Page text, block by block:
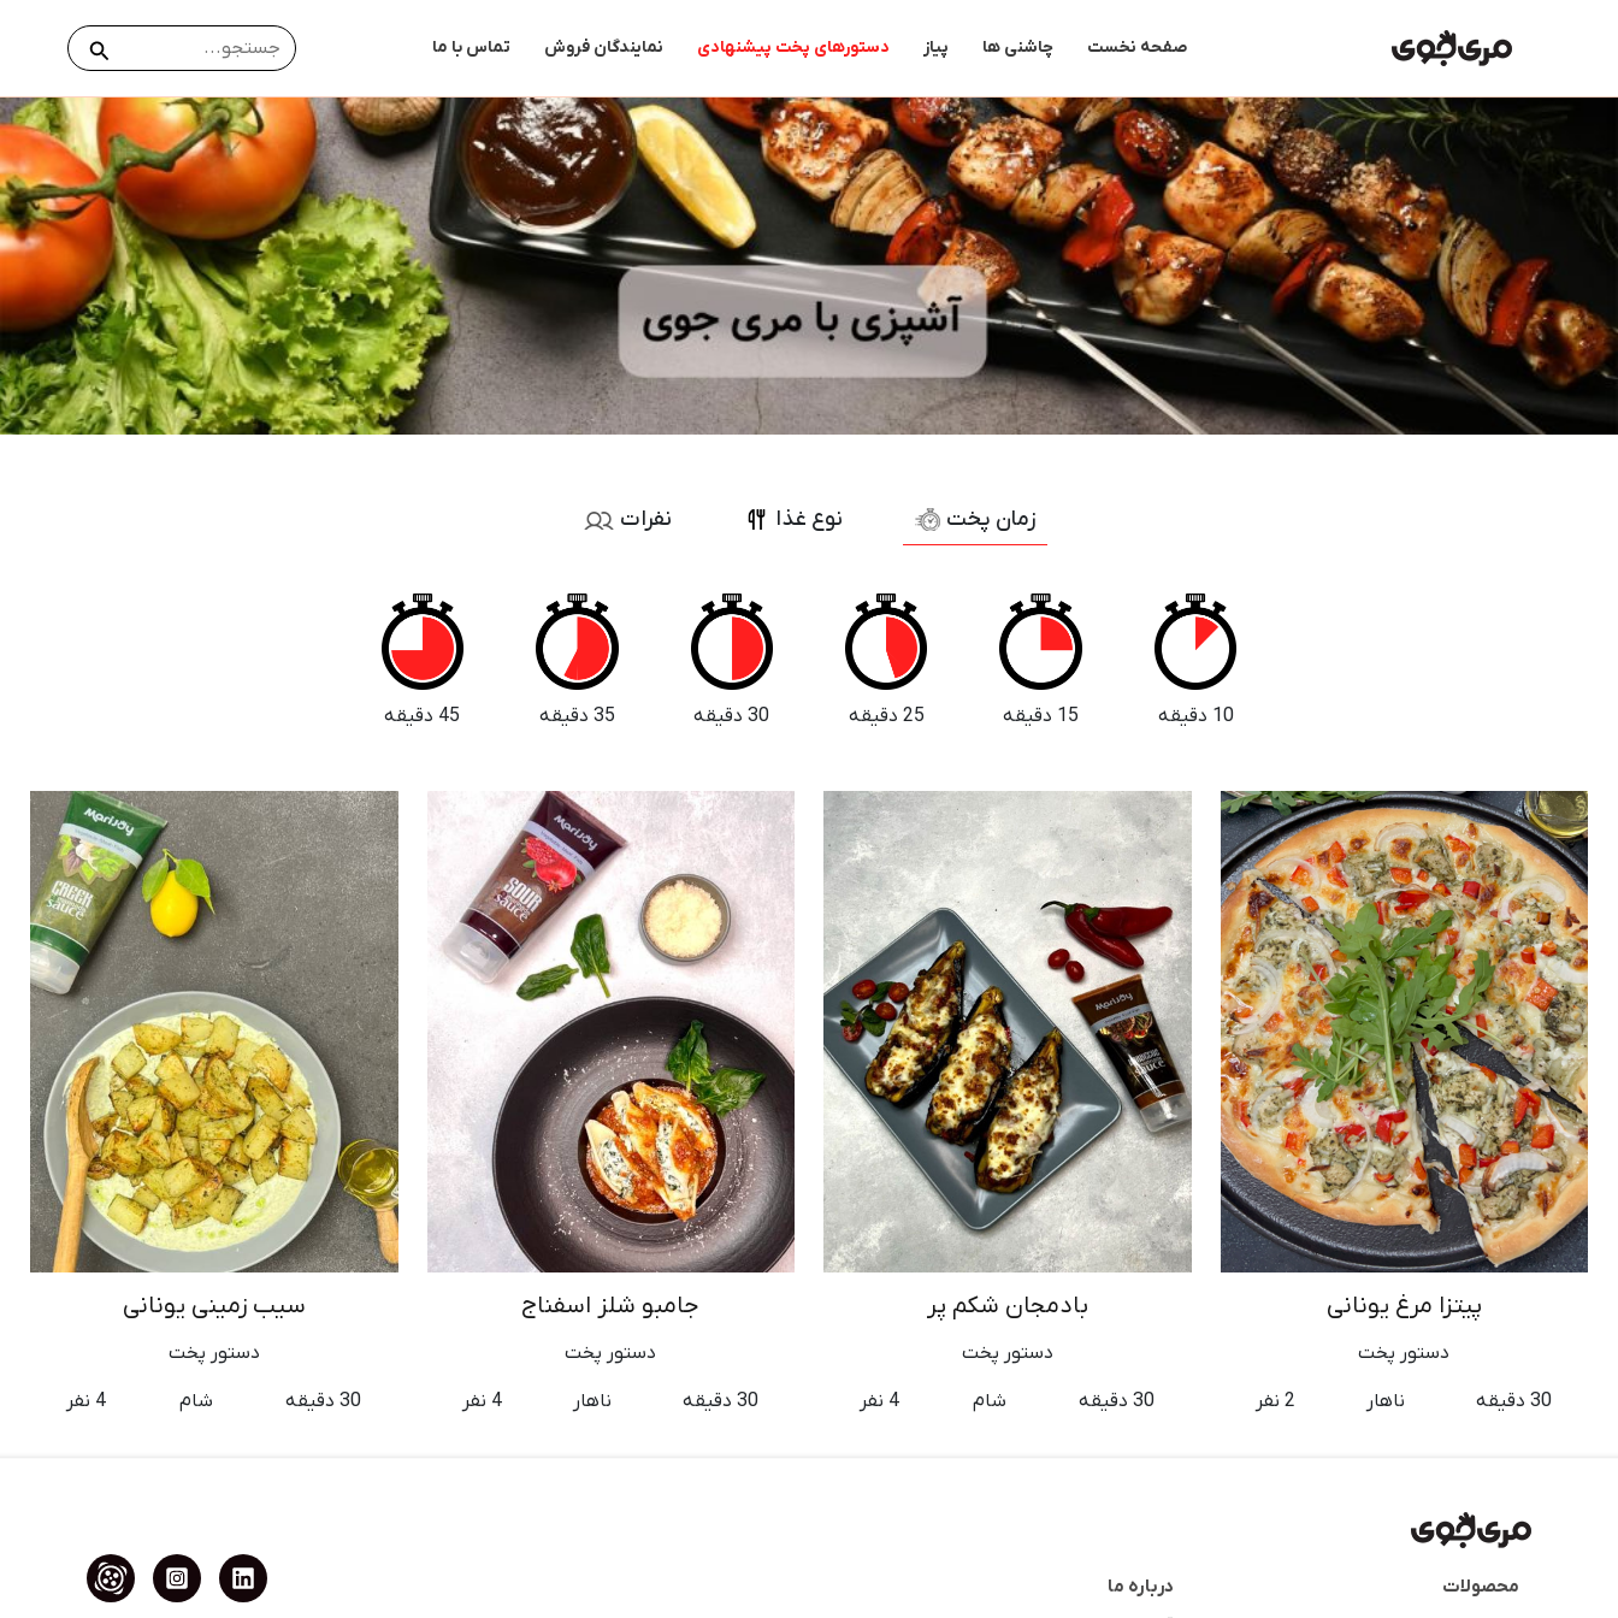
صفحه نخست چاشنی ها پیاز دستورهای پخت پیشنهادی نمایندگان فروش تماس با ما
جستجو
برای:
جستجو
زمان پخت
10 دقیقه 15 دقیقه 25 دقیقه 30 دقیقه 35 دقیقه 45 دقیقه
نوع غذا نفرات
پیتزا مرغ یونانی
دستور پخت
30 دقیقه
ناهار 2 نفر
بادمجان شکم پر
دستور پخت
30 دقیقه
شام 4 نفر
جامبو شلز اسفناج
دستور پخت
30 دقیقه
ناهار 4 نفر
سیب زمینی یونانی
دستور پخت
30 دقیقه
شام 4 نفر
محصولات
درباره ما